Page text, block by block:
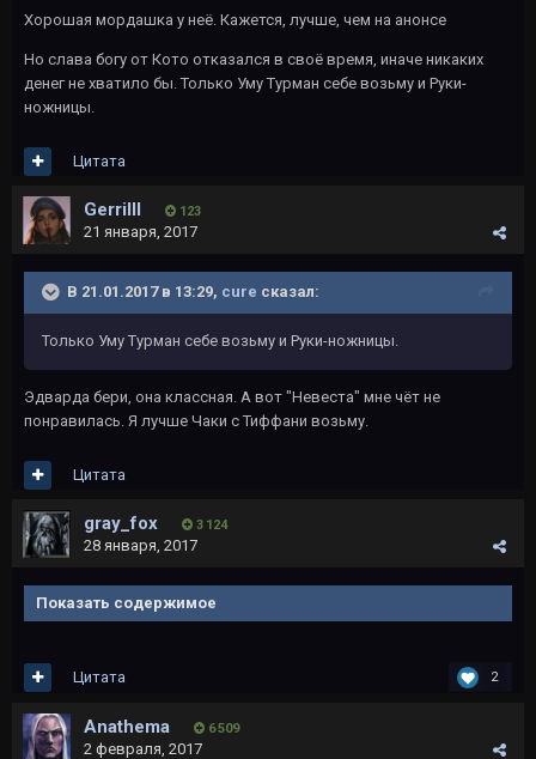
Хорошая мордашка у неё. Кажется, лучше, чем на анонсе
Но слава богу от Кото отказался в своё время, иначе никаких
денег не хватило бы. Только Уму Турман себе возьму и Руки-
ножницы.
Цитата
Gerrilll 123
21 января, 2017
В 21.01.2017 в 13:29, cure сказал:
Только Уму Турман себе возьму и Руки-ножницы.
Эдварда бери, она классная. А вот "Невеста" мне чёт не
понравилась. Я лучше Чаки с Тиффани возьму.
Цитата
gray_fox 3 124
28 января, 2017
Показать содержимое
2
Цитата
Anathema 6 509
2 февраля, 2017